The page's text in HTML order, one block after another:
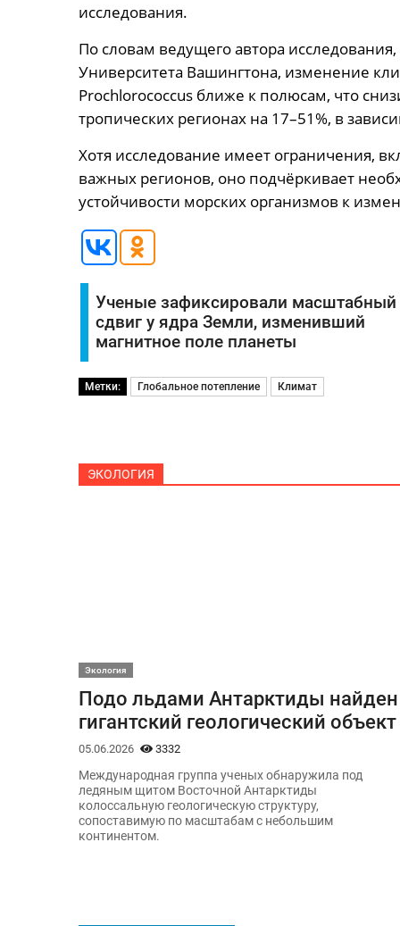
исследования.
По словам ведущего автора
Университета Вашингтона, изменение
Prochlorococcus ближе к полюсам, что
тропических регионах на 17–51%, в
Хотя исследование имеет ограничения,
важных регионов, оно подчёркивает
устойчивости морских организмов к
Ученые зафиксировали масштабный
сдвиг у ядра Земли, изменивший
магнитное поле планеты
Метки: Глобальное потепление Климат
ЭКОЛОГИЯ
Экология
Подо льдами Антарктиды найден
гигантский геологический объект
05.06.2026 3332
Международная группа ученых обнаружила под
ледяным щитом Восточной Антарктиды
колоссальную геологическую структуру,
сопоставимую по масштабам с небольшим
континентом.